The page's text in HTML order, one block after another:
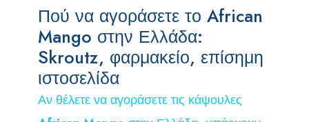
Πού να αγοράσετε το African
Mango στην Ελλάδα:
Skroutz, φαρμακείο, επίσημη
ιστοσελίδα
Αν θέλετε να αγοράσετε τις κάψουλες